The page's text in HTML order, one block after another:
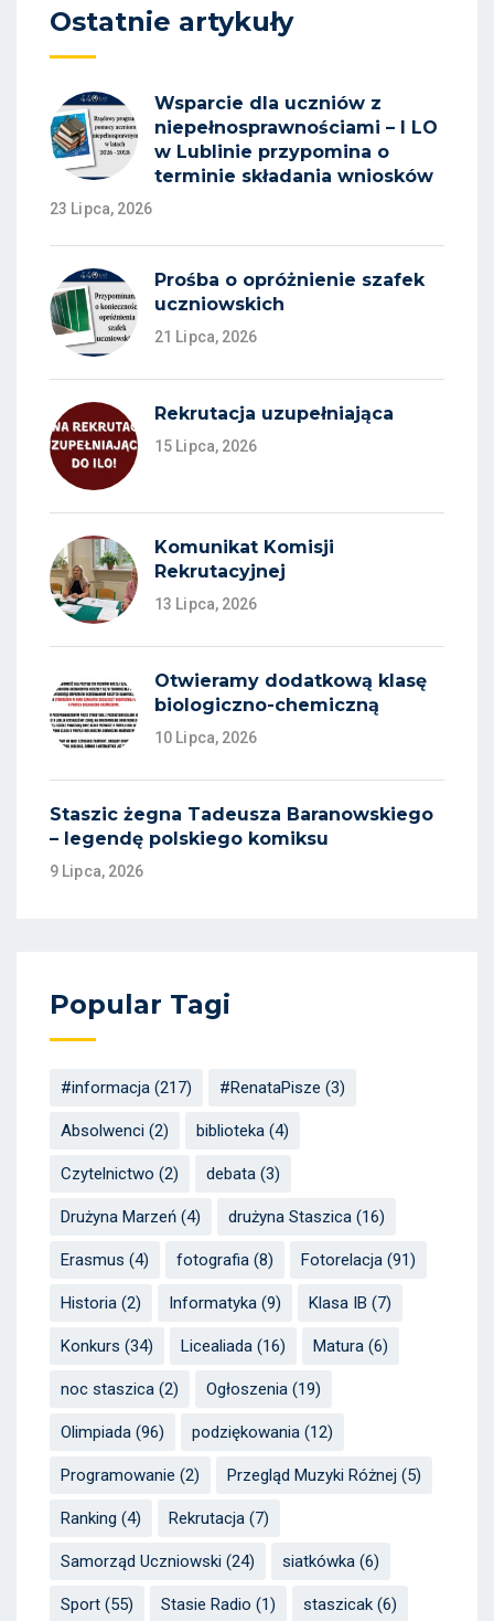
Ostatnie artykuły
Wsparcie dla uczniów z
niepełnosprawnościami – I LO
w Lublinie przypomina o
terminie składania wniosków
23 Lipca, 2026
Prośba o opróżnienie szafek
uczniowskich
21 Lipca, 2026
Rekrutacja uzupełniająca
15 Lipca, 2026
Komunikat Komisji
Rekrutacyjnej
13 Lipca, 2026
Otwieramy dodatkową klasę
biologiczno-chemiczną
10 Lipca, 2026
Staszic żegna Tadeusza Baranowskiego
– legendę polskiego komiksu
9 Lipca, 2026
Popular Tagi
#informacja (217) #RenataPisze (3)
Absolwenci (2) biblioteka (4)
Czytelnictwo (2) debata (3)
Drużyna Marzeń (4) drużyna Staszica (16)
Erasmus (4) fotografia (8) Fotorelacja (91)
Historia (2) Informatyka (9) Klasa IB (7)
Konkurs (34) Licealiada (16) Matura (6)
noc staszica (2) Ogłoszenia (19)
Olimpiada (96) podziękowania (12)
Programowanie (2) Przegląd Muzyki Różnej (5)
Ranking (4) Rekrutacja (7)
Samorząd Uczniowski (24) siatkówka (6)
Sport (55) Stasie Radio (1) staszicak (6)